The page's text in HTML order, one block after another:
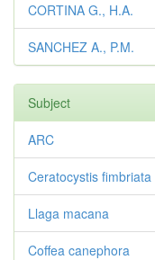
CORTINA G., H.A.
SANCHEZ A., P.M.
Subject
ARC
Ceratocystis fimbriata
Llaga macana
Coffea canephora